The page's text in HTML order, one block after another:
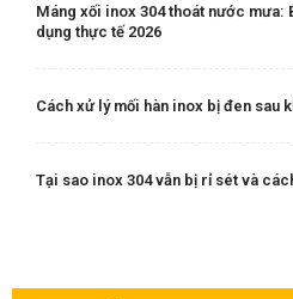
Máng xối inox 304 thoát nước mưa:
dụng thực tế 2026
Cách xử lý mối hàn inox bị đen sau
Tại sao inox 304 vẫn bị rỉ sét và